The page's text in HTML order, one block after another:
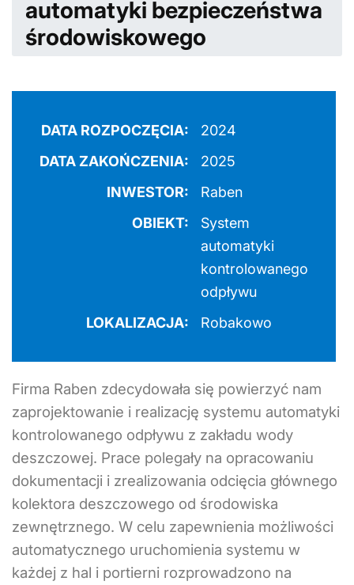
automatyki bezpieczeństwa
środowiskowego
DATA ROZPOCZĘCIA:
2024
DATA ZAKOŃCZENIA:
2025
INWESTOR:
Raben
OBIEKT:
System
automatyki
kontrolowanego
odpływu
LOKALIZACJA:
Robakowo
Firma Raben zdecydowała się powierzyć nam
zaprojektowanie i realizację systemu automatyki
kontrolowanego odpływu z zakładu wody
deszczowej. Prace polegały na opracowaniu
dokumentacji i zrealizowania odcięcia głównego
kolektora deszczowego od środowiska
zewnętrznego. W celu zapewnienia możliwości
automatycznego uruchomienia systemu w
każdej z hal i portierni rozprowadzono na